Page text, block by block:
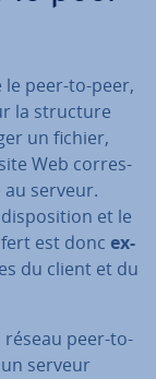
peer-to-peer,
la structure
un fichier,
Web cor­res­
serveur.
et le
est donc ex­
du client et du
réseau peer-to-
serveur